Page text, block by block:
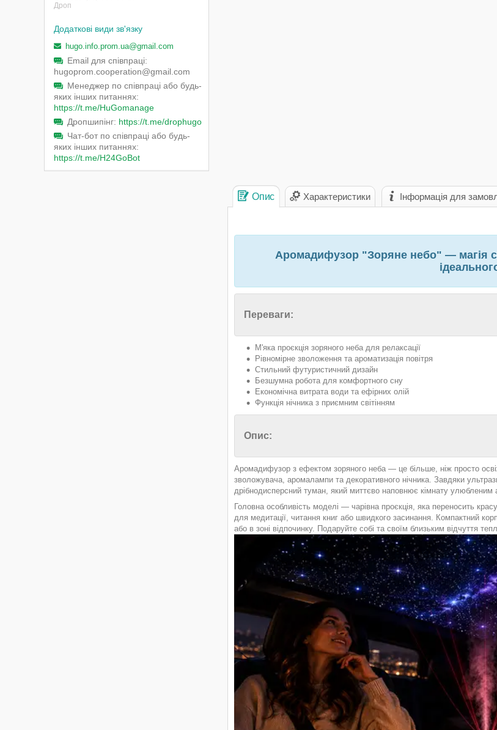
Опис Характеристики Інформація для
Аромадифузор "Зоряне небо" — магія
Переваги:
М'яка проєкція зоряного неба для релаксації
Рівномірне зволоження та ароматизація повітря
Стильний футуристичний дизайн
Безшумна робота для комфортного сну
Економічна витрата води та ефірних олій
Функція нічника з приємним світінням
Опис:
Аромадифузор з ефектом зоряного неба — це більше, ніж просто
зволожувача, аромалампи та декоративного нічника. Завдяки
дрібнодисперсний туман, який миттєво наповнює кімнату улюбленим
Головна особливість моделі — чарівна проєкція, яка переносить
для медитації, читання книг або швидкого засинання. Компактний
або в зоні відпочинку. Подаруйте собі та своїм близьким відчуття
Дроп
hugo.info.prom.ua@gmail.com
Email для співпраці
hugoprom.cooperation@gmail.com
Менеджер по співпраці або будь-
яких інших питаннях
https://t.me/HuGomanage
Дропшипінг https://t.me/drophugo
Чат-бот по співпраці або будь-
яких інших питаннях
https://t.me/H24GoBot